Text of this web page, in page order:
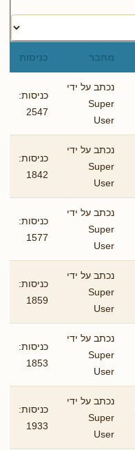
מחבר כניסות
נכתב על ידי
Super
User
כניסות:
2547
נכתב על ידי
Super
User
כניסות:
1842
נכתב על ידי
Super
User
כניסות:
1577
נכתב על ידי
Super
User
כניסות:
1859
נכתב על ידי
Super
User
כניסות:
1853
נכתב על ידי
Super
User
כניסות:
1933